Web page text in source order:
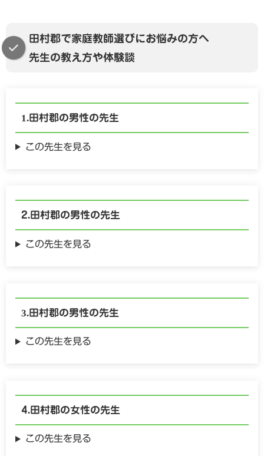
田村郡で家庭教師選びにお悩みの方へ
先生の教え方や体験談
田村郡の男性の先生
この先生を見る
田村郡の男性の先生
この先生を見る
田村郡の男性の先生
この先生を見る
田村郡の女性の先生
この先生を見る